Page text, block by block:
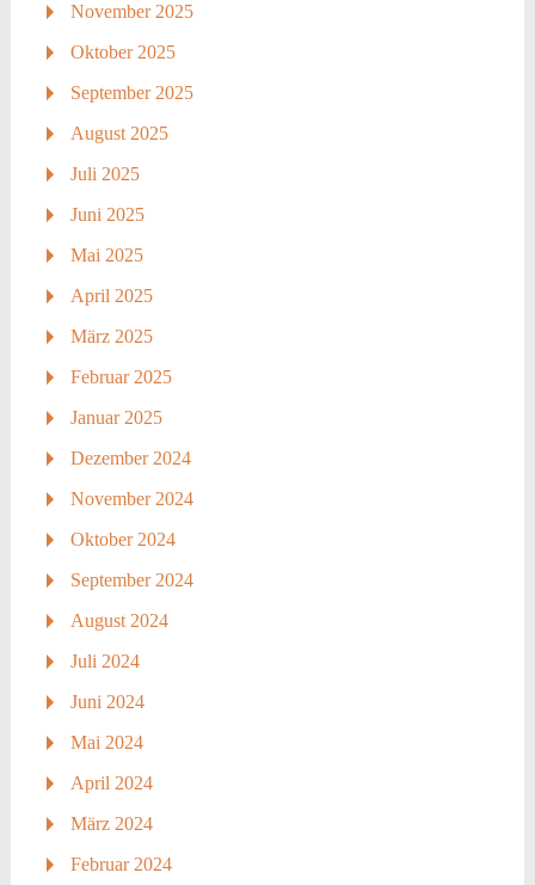
November 2025
Oktober 2025
September 2025
August 2025
Juli 2025
Juni 2025
Mai 2025
April 2025
März 2025
Februar 2025
Januar 2025
Dezember 2024
November 2024
Oktober 2024
September 2024
August 2024
Juli 2024
Juni 2024
Mai 2024
April 2024
März 2024
Februar 2024